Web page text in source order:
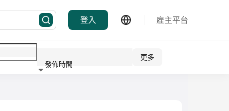
登入 雇主平台
發佈時間
更多